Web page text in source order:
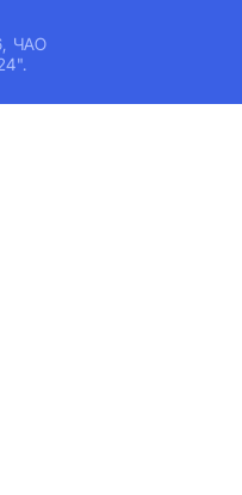
ЧАО